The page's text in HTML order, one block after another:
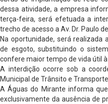
dessa atividade, a empresa
terça-feira, será efetuada a
trecho de acesso a Av. Dr. Paulo
Na oportunidade, será
de esgoto, substituindo o
confere maior tempo de vida útil à
A interdição ocorre sob a
Municipal de Trânsito e
A Águas do Mirante informa
exclusivamente da ausência de